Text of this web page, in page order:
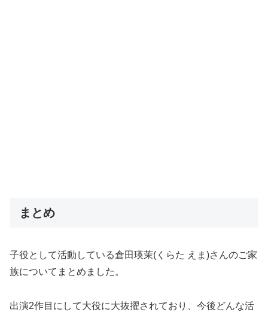
まとめ
子役として活動している倉田瑛茉(くらた えま)さんのご家
族についてまとめました。
出演2作目にして大役に大抜擢されており、今後どんな活